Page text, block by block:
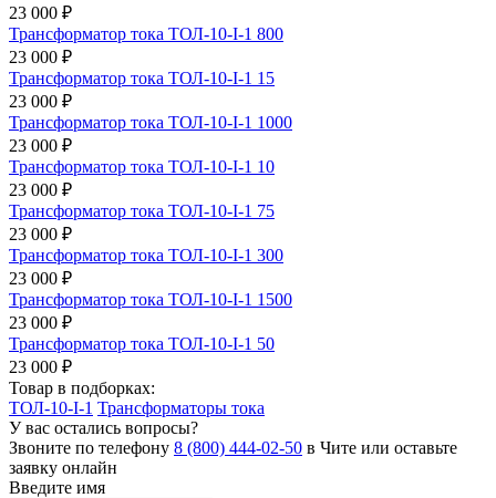
23 000 ₽
Трансформатор тока ТОЛ-10-I-1 800
23 000 ₽
Трансформатор тока ТОЛ-10-I-1 15
23 000 ₽
Трансформатор тока ТОЛ-10-I-1 1000
23 000 ₽
Трансформатор тока ТОЛ-10-I-1 10
23 000 ₽
Трансформатор тока ТОЛ-10-I-1 75
23 000 ₽
Трансформатор тока ТОЛ-10-I-1 300
23 000 ₽
Трансформатор тока ТОЛ-10-I-1 1500
23 000 ₽
Трансформатор тока ТОЛ-10-I-1 50
23 000 ₽
Товар в подборках:
ТОЛ-10-I-1 Трансформаторы тока
У вас остались вопросы?
Звоните по телефону 8 (800) 444-02-50 в Чите или оставьте
заявку онлайн
Введите имя